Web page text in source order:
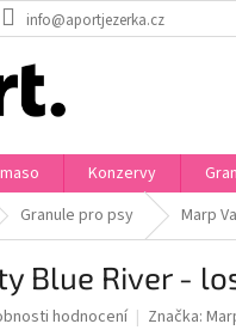
info@aportjezerka.cz
Konzervy
Granule pro psy Marp
Blue River -
hodnocení Značka: